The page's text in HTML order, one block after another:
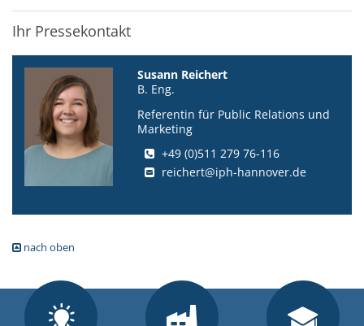
Ihr Pressekontakt
Susann Reichert
B. Eng.
Referentin für Public Relations und
Marketing
+49 (0)511 279 76-116
reichert@iph-hannover.de
nach oben